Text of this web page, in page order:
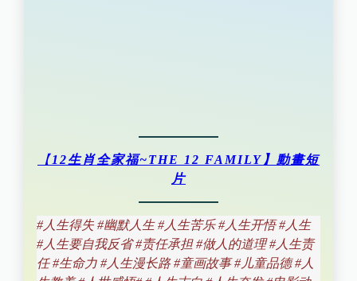
【 12生肖全家福~THE 12 FAMILY】動畫短
片
#人生得失 #幽默人生 #人生苦乐 #人生开悟 #人生
#人生要自我反省 #责任承担 #做人的道理 #人生责
任 #生命力 #人生漫长路 #童画故事 #儿童品德 #人